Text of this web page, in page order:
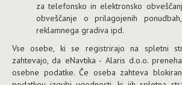
za telefonsko in elektronsko
obveščanje o prilagojenih
reklamnega gradiva ipd.
Vse osebe, ki se registrirajo na spletni
zahtevajo, da eNavtika - Alaris d.o.o.
osebne podatke. Če oseba zahteva